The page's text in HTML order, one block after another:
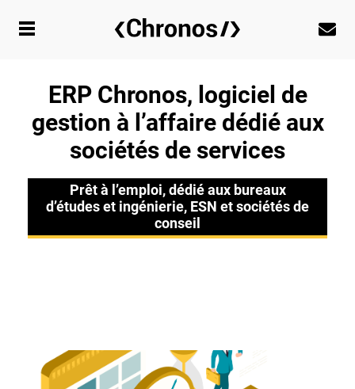
ERP Chronos, logiciel de
gestion à l’affaire dédié aux
sociétés de services
Prêt à l’emploi, dédié aux bureaux
d’études et ingénierie, ESN et sociétés de
conseil